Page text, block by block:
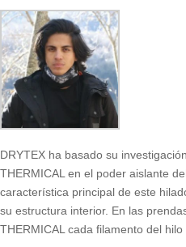
DRYTEX ha basado su
THERMICAL en el poder aislante
característica principal de este
su estructura interior. En las
THERMICAL cada filamento del